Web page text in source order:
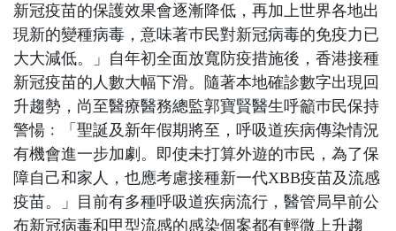
新冠疫苗的保護效果會逐漸降低，再加上世界各地出
現新的變種病毒，意味著巿民對新冠病毒的免疫力已
大大減低。」自年初全面放寬防疫措施後，香港接種
新冠疫苗的人數大幅下滑。隨著本地確診數字出現回
升趨勢，尚至醫療醫務總監郭寶賢醫生呼籲巿民保持
警愓﹕「聖誕及新年假期將至，呼吸道疾病傳染情況
有機會進一步加劇。即使未打算外遊的巿民，為了保
障自己和家人，也應考慮接種新一代XBB疫苗及流感
疫苗。」目前有多種呼吸道疾病流行，醫管局早前公
布新冠病毒和甲型流感的感染個案都有輕微上升趨